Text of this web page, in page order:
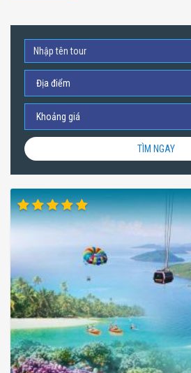
TÌM NGAY